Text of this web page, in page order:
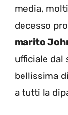
media,
decesso
marito
ufficiale dal
bellissima
a tutti la